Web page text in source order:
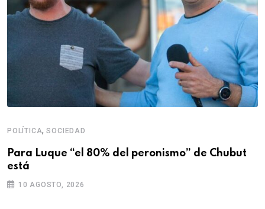
POLÍTICA,SOCIEDAD
Para Luque “el 80% del peronismo” de Chubut
está
10 AGOSTO, 2026